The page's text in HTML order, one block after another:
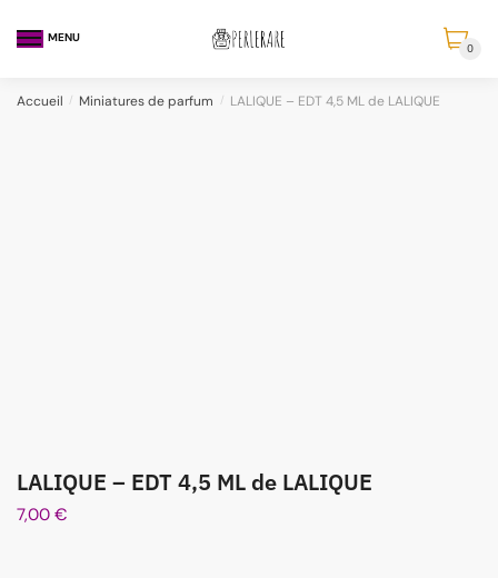
MENU
0
Accueil / Miniatures de parfum / LALIQUE – EDT 4,5 ML de LALIQUE
LALIQUE – EDT 4,5 ML de LALIQUE
7,00 €